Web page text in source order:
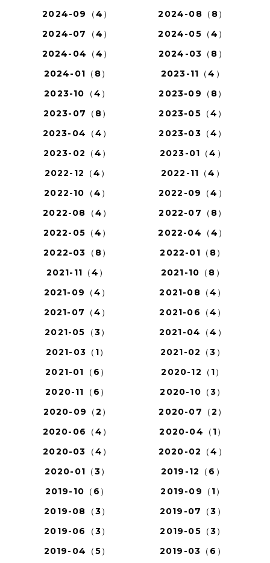
2024-09（4）
2024-08（8）
2024-07（4）
2024-05（4）
2024-04（4）
2024-03（8）
2024-01（8）
2023-11（4）
2023-10（4）
2023-09（8）
2023-07（8）
2023-05（4）
2023-04（4）
2023-03（4）
2023-02（4）
2023-01（4）
2022-12（4）
2022-11（4）
2022-10（4）
2022-09（4）
2022-08（4）
2022-07（8）
2022-05（4）
2022-04（4）
2022-03（8）
2022-01（8）
2021-11（4）
2021-10（8）
2021-09（4）
2021-08（4）
2021-07（4）
2021-06（4）
2021-05（3）
2021-04（4）
2021-03（1）
2021-02（3）
2021-01（6）
2020-12（1）
2020-11（6）
2020-10（3）
2020-09（2）
2020-07（2）
2020-06（4）
2020-04（1）
2020-03（4）
2020-02（4）
2020-01（3）
2019-12（6）
2019-10（6）
2019-09（1）
2019-08（3）
2019-07（3）
2019-06（3）
2019-05（3）
2019-04（5）
2019-03（6）